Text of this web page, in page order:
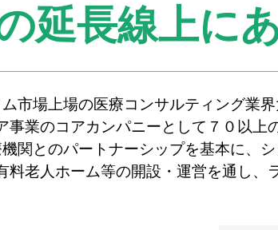
延長線上に
市場上場の医療コンサルティング
事業のコアカンパニーとして７０以上
関とのパートナーシップを基本に、
料老人ホーム等の開設・運営を通し、